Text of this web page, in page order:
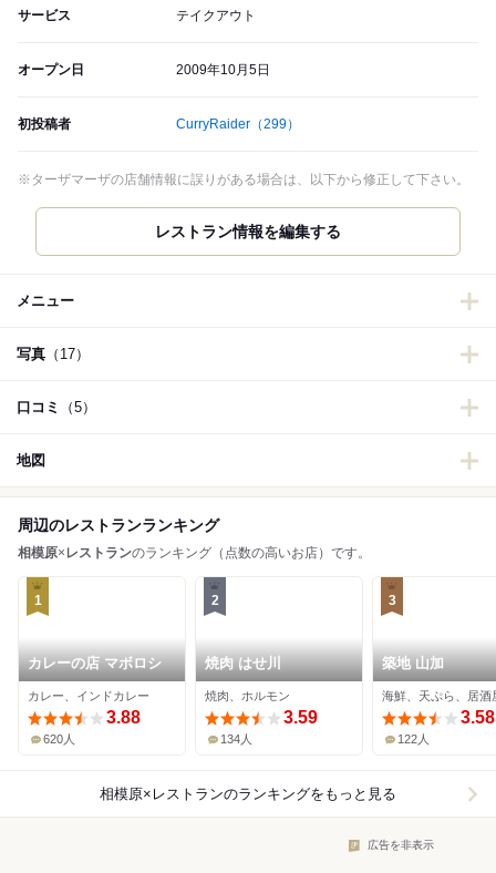
サービス テイクアウト
オープン日 2009年10月5日
初投稿者 CurryRaider （299）
※ターザマーザの店舗情報に誤りがある場合は、以下から修正して下さい。
レストラン情報を編集する
メニュー
写真 （17）
口コミ （5）
地図
周辺のレストランランキング
相模原× レストランのランキング（点数の高いお店）です。
1
カレーの店 マボロシ
カレー、インドカレー
3.88
620人
2
焼肉 はせ川
焼肉、ホルモン
3.59
134人
3
築地 山加
海鮮、天ぷら、居酒
3.58
122人
相模原×レストランのランキングをもっと見る
広告を非表示